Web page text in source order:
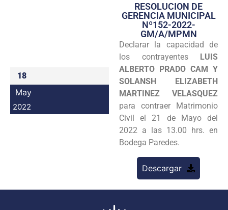
Transparencia
Seguridad
Programas
Intranet
18
May
2022
RESOLUCION DE
GERENCIA MUNICIPAL
Nº152-2022-
GM/A/MPMN
Declarar la capacidad de
los contrayentes LUIS
ALBERTO PRADO CAM Y
SOLANSH ELIZABETH
MARTINEZ VELASQUEZ
para contraer Matrimonio
Civil el 21 de Mayo del
2022 a las 13.00 hrs. en
Bodega Paredes.
Descargar